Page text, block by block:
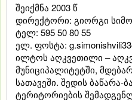
შეიქმნა 2003 წ
დირექტორი: გიორგი
ტელ: 595 50 80 55
ელ. ფოსტა:
ილტოს აღკვეთილი –
მუნიციპალიტეტში,
სათავეში. შედის ბაწარა-
ტერიტორიების